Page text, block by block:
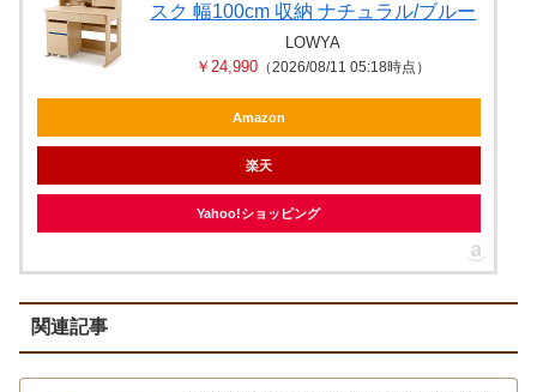
スク 幅100cm 収納 ナチュラル/ブルー
LOWYA
￥24,990 （2026/08/11 05:18時点）
Amazon
楽天
Yahoo!ショッピング
関連記事